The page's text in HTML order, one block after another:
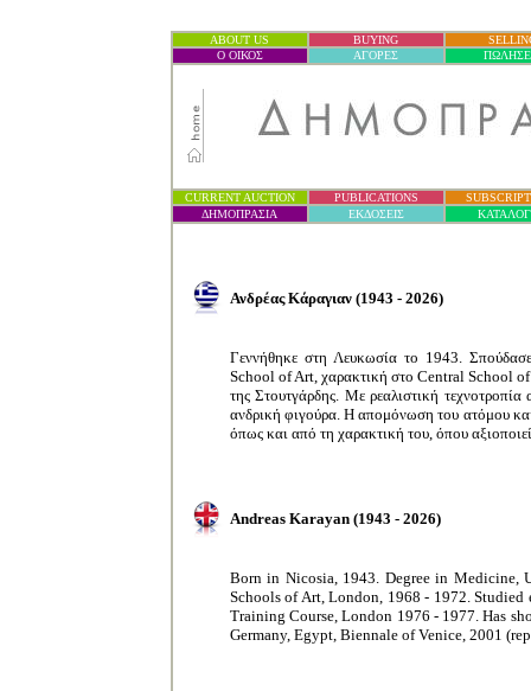
ABOUT US BUYING
Ο ΟΙΚΟΣ
ΑΓΟΡΕΣ
CURRENT AUCTION PUBLICATIONS
ΔΗΜΟΠΡΑΣΙΑ ΕΚΔΟΣΕΙΣ
ΑνδρέαςΚάραγιαν (1943 - 2026)
Γεννήθηκε στη Λευκωσία το 1943.
School of Art, χαρακτική στοCentral School
της Στουτγάρδης. Με ρεαλιστική τεχνοτροπία
ανδρική φιγούρα. Η απομόνωση του ατόμου
όπως και από τη χαρακτική του, όπου
Andreas Karayan (1943 - 2026)
Born in Nicosia, 1943. Degree in Medicine,
Schools of Art, London, 1968 - 1972. Studied
Training Course, London 1976 - 1977. Has
Germany, Egypt, Biennale of Venice, 2001